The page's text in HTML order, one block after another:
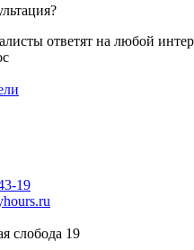
ответят на любой
19
слобода 19